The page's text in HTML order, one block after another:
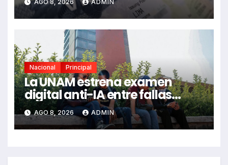
AGO 8, 2026 ADMIN
Nacional Principal
La UNAM estrena examen
digital anti-IA entre fallas
técnicas y angustia estudiantil
AGO 8, 2026 ADMIN